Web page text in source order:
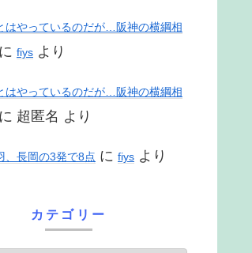
はやっているのだが…阪神の横綱相
に fiys より
はやっているのだが…阪神の横綱相
に 超匿名 より
、長岡の3発で8点 に fiys より
カテゴリー